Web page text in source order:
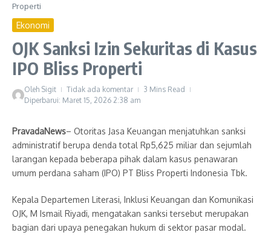
Properti
Ekonomi
OJK Sanksi Izin Sekuritas di Kasus
IPO Bliss Properti
Oleh Sigit Tidak ada komentar
3 Mins Read
Diperbarui: Maret 15, 2026 2:38 am
PravadaNews– Otoritas Jasa Keuangan menjatuhkan sanksi
administratif berupa denda total Rp5,625 miliar dan sejumlah
larangan kepada beberapa pihak dalam kasus penawaran
umum perdana saham (IPO) PT Bliss Properti Indonesia Tbk.
Kepala Departemen Literasi, Inklusi Keuangan dan Komunikasi
OJK, M Ismail Riyadi, mengatakan sanksi tersebut merupakan
bagian dari upaya penegakan hukum di sektor pasar modal.